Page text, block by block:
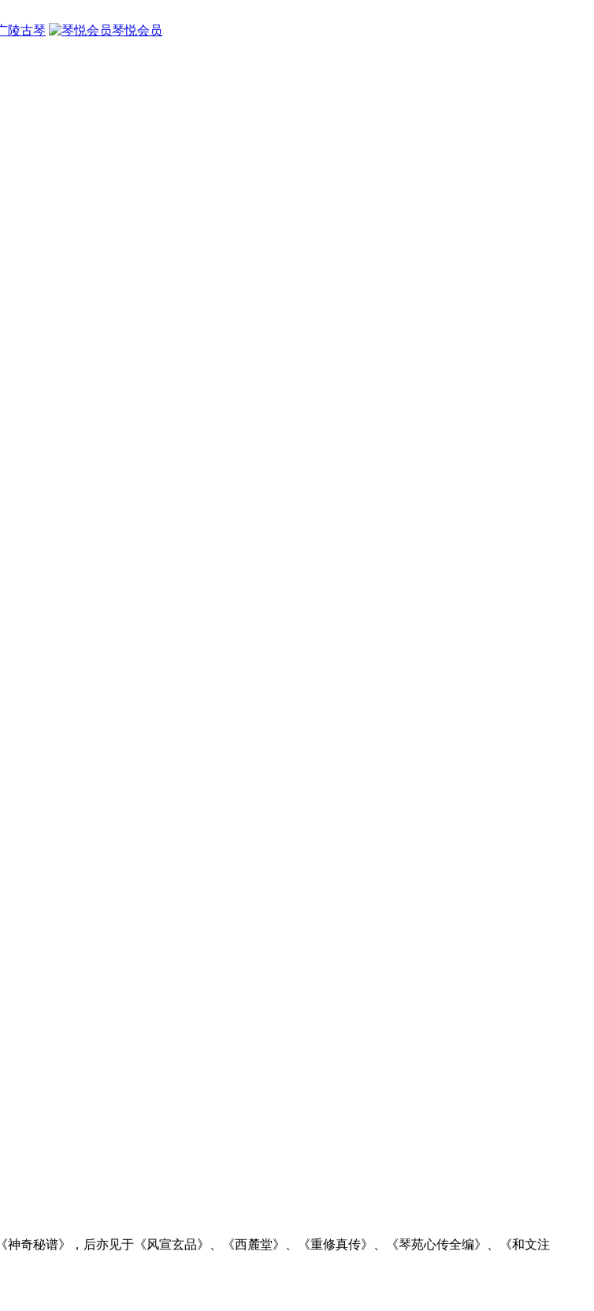
陵古琴 琴悦会员
奇秘谱》，后亦见于《风宣玄品》、《西麓堂》、《重修真传》、《琴苑心传全编》、《和文注